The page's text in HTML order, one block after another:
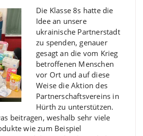
Die Klasse 8s hatte die
Idee an unsere
ukrainische Partnerstadt
zu spenden, genauer
gesagt an die vom Krieg
betroffenen Menschen
vor Ort und auf diese
Weise die Aktion des
Partnerschaftsvereins in
Hürth zu unterstützen.
beitragen, weshalb sehr viele
wie zum Beispiel